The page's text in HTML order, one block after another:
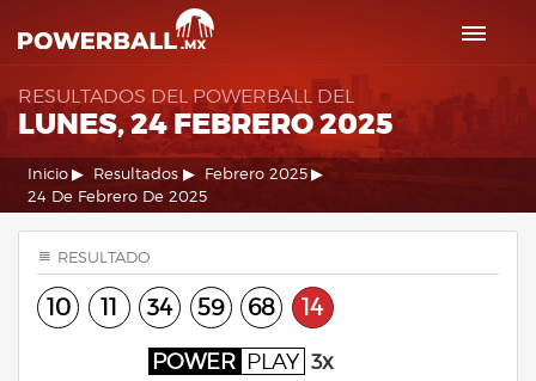
RESULTADOS DEL POWERBALL DEL
LUNES, 24 FEBRERO 2025
Inicio Resultados
Febrero 2025
24 De Febrero De 2025
RESULTADO
10 11 34 59 68 14
POWER PLAY 3x